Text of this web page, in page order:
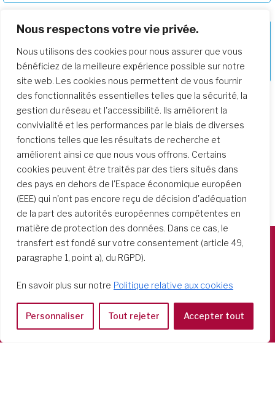
Nous respectons votre vie privée.
Nous utilisons des cookies pour nous assurer que vous
bénéficiez de la meilleure expérience possible sur notre
site web. Les cookies nous permettent de vous fournir
des fonctionnalités essentielles telles que la sécurité, la
gestion du réseau et l'accessibilité. Ils améliorent la
convivialité et les performances par le biais de diverses
fonctions telles que les résultats de recherche et
améliorent ainsi ce que nous vous offrons. Certains
cookies peuvent être traités par des tiers situés dans
des pays en dehors de l'Espace économique européen
(EEE) qui n'ont pas encore reçu de décision d'adéquation
de la part des autorités européennes compétentes en
matière de protection des données. Dans ce cas, le
transfert est fondé sur votre consentement (article 49,
paragraphe 1, point a), du RGPD).
En savoir plus sur notre Politique relative aux cookies
Personnaliser Tout rejeter Accepter tout
Noël à la Maison Mère 2024
Società del Sacro Cuore
Casa Generalizia
Tel: 06 58 23 03 32 or 06 58 20 31 17